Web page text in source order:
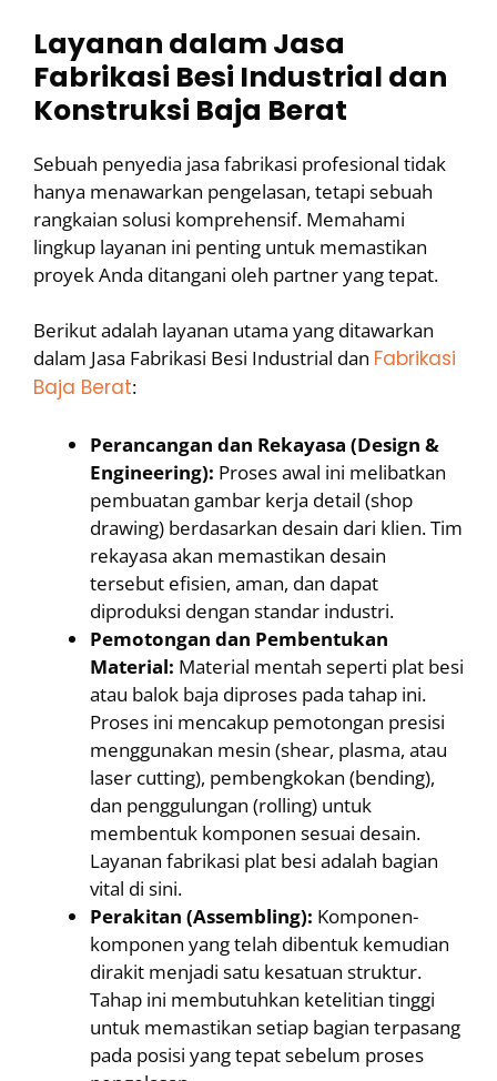
Layanan dalam Jasa
Fabrikasi Besi Industrial dan
Konstruksi Baja Berat
Sebuah penyedia jasa fabrikasi profesional tidak
hanya menawarkan pengelasan, tetapi sebuah
rangkaian solusi komprehensif. Memahami
lingkup layanan ini penting untuk memastikan
proyek Anda ditangani oleh partner yang tepat.
Berikut adalah layanan utama yang ditawarkan
dalam Jasa Fabrikasi Besi Industrial dan Fabrikasi
Baja Berat:
Perancangan dan Rekayasa (Design &
Engineering): Proses awal ini melibatkan
pembuatan gambar kerja detail (shop
drawing) berdasarkan desain dari klien. Tim
rekayasa akan memastikan desain
tersebut efisien, aman, dan dapat
diproduksi dengan standar industri.
Pemotongan dan Pembentukan
Material: Material mentah seperti plat besi
atau balok baja diproses pada tahap ini.
Proses ini mencakup pemotongan presisi
menggunakan mesin (shear, plasma, atau
laser cutting), pembengkokan (bending),
dan penggulungan (rolling) untuk
membentuk komponen sesuai desain.
Layanan fabrikasi plat besi adalah bagian
vital di sini.
Perakitan (Assembling): Komponen-
komponen yang telah dibentuk kemudian
dirakit menjadi satu kesatuan struktur.
Tahap ini membutuhkan ketelitian tinggi
untuk memastikan setiap bagian terpasang
pada posisi yang tepat sebelum proses